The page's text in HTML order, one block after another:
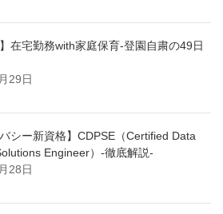
】在宅勤務with家庭保育-登園自粛の49日
29日
バシー新資格】CDPSE（Certified Data
Engineer）-徹底解説-
28日